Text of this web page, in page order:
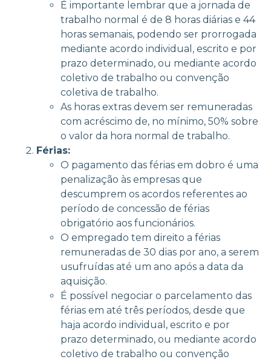
É importante lembrar que a jornada de
trabalho normal é de 8 horas diárias e 44
horas semanais, podendo ser prorrogada
mediante acordo individual, escrito e por
prazo determinado, ou mediante acordo
coletivo de trabalho ou convenção
coletiva de trabalho.
As horas extras devem ser remuneradas
com acréscimo de, no mínimo, 50% sobre
o valor da hora normal de trabalho.
Férias:
O pagamento das férias em dobro é uma
penalização às empresas que
descumprem os acordos referentes ao
período de concessão de férias
obrigatório aos funcionários.
O empregado tem direito a férias
remuneradas de 30 dias por ano, a serem
usufruídas até um ano após a data da
aquisição.
É possível negociar o parcelamento das
férias em até três períodos, desde que
haja acordo individual, escrito e por
prazo determinado, ou mediante acordo
coletivo de trabalho ou convenção